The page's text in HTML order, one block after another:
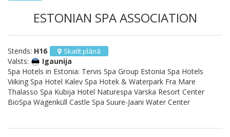
ESTONIAN SPA ASSOCIATION
Stends: H16 Skatīt plānā
Valsts:
Igaunija
Spa Hotels in Estonia: Tervis Spa Group Estonia Spa Hotels
Viiking Spa Hotel Kalev Spa Hotek & Waterpark Fra Mare
Thalasso Spa Kubija Hotel Naturespa Värska Resort Center
BioSpa Wagenküll Castle Spa Suure-Jaani Water Center